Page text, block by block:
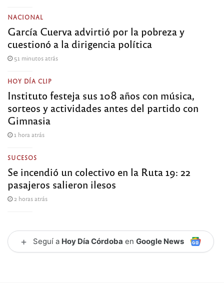
NACIONAL
García Cuerva advirtió por la pobreza y
cuestionó a la dirigencia política
51 minutos atrás
HOY DÍA CLIP
Instituto festeja sus 108 años con música,
sorteos y actividades antes del partido con
Gimnasia
1 hora atrás
SUCESOS
Se incendió un colectivo en la Ruta 19: 22
pasajeros salieron ilesos
2 horas atrás
+ Seguí a Hoy Día Córdoba en Google News